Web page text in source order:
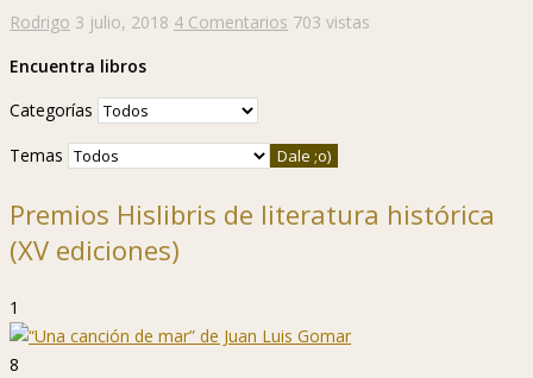
Rodrigo 3 julio, 2018 4 Comentarios 703 vistas
Encuentra libros
Categorías
Temas
Premios Hislibris de literatura histórica
(XV ediciones)
1
8